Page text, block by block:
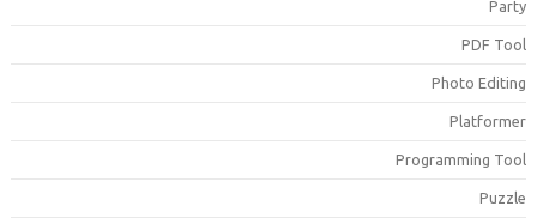
PDF
Photo
Programming